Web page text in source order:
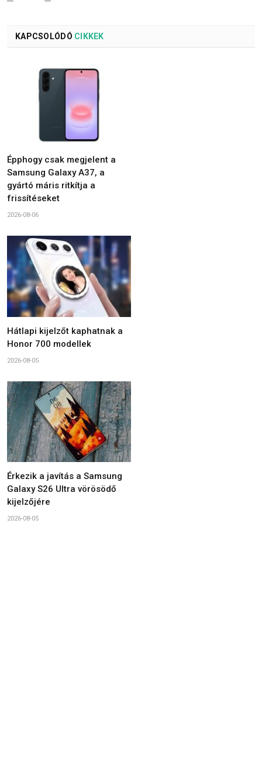
KAPCSOLÓDÓ CIKKEK
Épphogy csak megjelent a
Samsung Galaxy A37, a
gyártó máris ritkítja a
frissítéseket
2026-08-06
Hátlapi kijelzőt kaphatnak a
Honor 700 modellek
2026-08-05
Érkezik a javítás a Samsung
Galaxy S26 Ultra vörösödő
kijelzőjére
2026-08-05